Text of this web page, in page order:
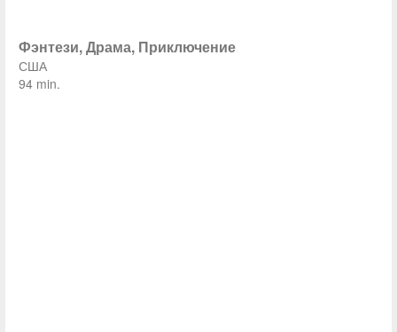
Фэнтези, Драма, Приключение
США
94 min.